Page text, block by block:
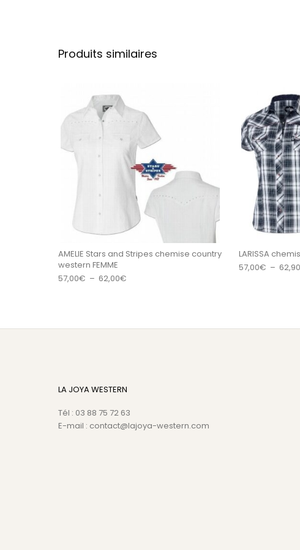
Produits similaires
AMELIE Stars and Stripes chemise country
western FEMME
57,00€ – 62,00€Plage de prix : 57,00€ à 62,00€
Ce produit a
LARISSA
57,00€ – 62,90
LA JOYA WESTERN
Tél : 03 88 75 72 63
E-mail : contact@lajoya-western.com